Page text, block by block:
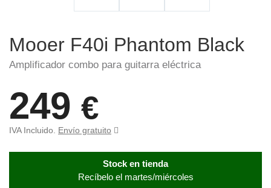
Mooer F40i Phantom Black
Amplificador combo para guitarra eléctrica
249 €
IVA Incluido. Envío gratuito
Stock en tienda
Recíbelo el martes/miércoles